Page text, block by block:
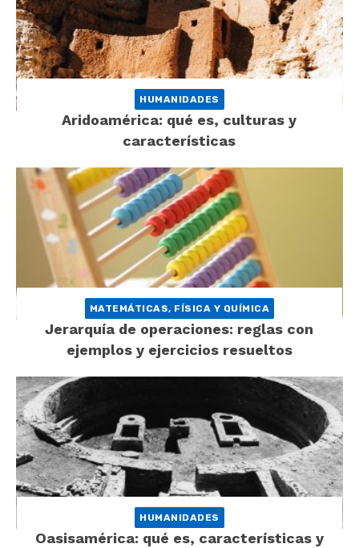
HUMANIDADES
Aridoamérica: qué es, culturas y
características
MATEMÁTICAS, FÍSICA Y QUÍMICA
Jerarquía de operaciones: reglas con
ejemplos y ejercicios resueltos
HUMANIDADES
Oasisamérica: qué es, características y